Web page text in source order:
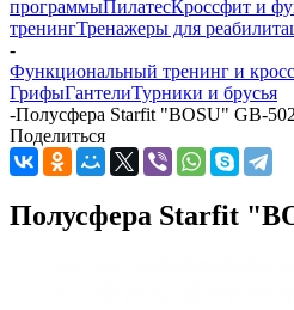
программыПилатесКроссфит и
тренингТренажеры для
-
Функциональный тренинг и
ГрифыГантелиТурники и брусья
-Полусфера Starfit "BOSU" GB-
Поделиться
Полусфера Starfit